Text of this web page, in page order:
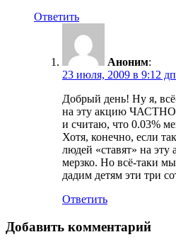
Ответить
Аноним:
23 июля, 2009 в 9:12 дп
Добрый день! Ну я,
на эту акцию
и считаю, что 0.03%
Хотя, конечно, если
людей «ставят» на эту
мерзко. Но всё-таки
дадим детям эти три
Ответить
Добавить комментарий